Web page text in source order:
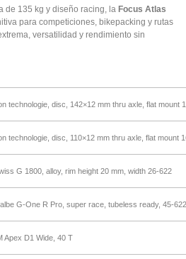
de 135 kg y diseño racing, la Focus Atlas
para competiciones, bikepacking y rutas
versatilidad y rendimiento sin
technologie, disc, 142×12 mm thru axle, flat mount
technologie, disc, 110×12 mm thru axle, flat mount
G 1800, alloy, rim height 20 mm, width 26-622
G-One R Pro, super race, tubeless ready, 45-622
Apex D1 Wide, 40 T